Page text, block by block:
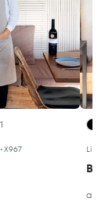
•X967 Link
ab